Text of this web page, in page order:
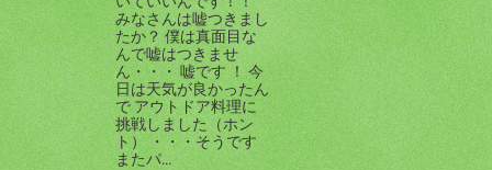
みなさんは嘘つきまし
たか？ 僕は真面目な
んで嘘はつきませ
ん・・・ 嘘です ！ 今
日は天気が良かったん
で アウトドア料理に
挑戦しました（ホン
ト） ・・・そうです
またパ...